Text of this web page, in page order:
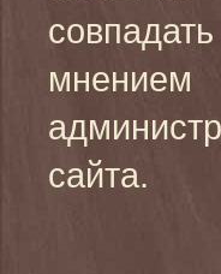
совпадать
мнением
сайта.